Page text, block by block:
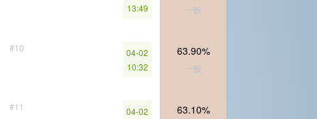
13:49
一般
#10
04-02
10:32
63.90%
一般
#11
04-02
63.10%